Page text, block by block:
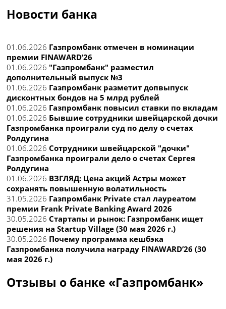
Новости банка
01.06.2026 Газпромбанк отмечен в номинации
премии FINAWARD’26
01.06.2026 "Газпромбанк" разместил
дополнительный выпуск №3
01.06.2026 Газпромбанк разметит допвыпуск
дисконтных бондов на 5 млрд рублей
01.06.2026 Газпромбанк повысил ставки по вкладам
01.06.2026 Бывшие сотрудники швейцарской дочки
Газпромбанка проиграли суд по делу о счетах
Ролдугина
01.06.2026Сотрудники швейцарской "дочки"
Газпромбанка проиграли дело о счетах Сергея
Ролдугина
01.06.2026 ВЗГЛЯД: Цена акций Астры может
сохранять повышенную волатильность
31.05.2026 Газпромбанк Private стал лауреатом
премии Frank Private Banking Award 2026
30.05.2026Стартапы и рынок: Газпромбанк ищет
решения на Startup Village (30 мая 2026 г.)
30.05.2026 Почему программа кешбэка
Газпромбанка получила награду FINAWARD’26 (30
мая 2026 г.)
Отзывы о банке «Газпромбанк»